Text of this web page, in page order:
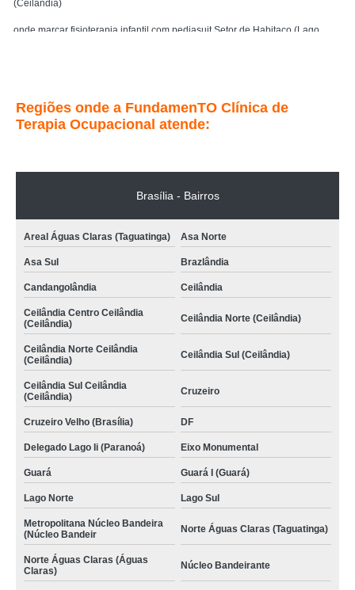
(Ceilândia)
onde marcar fisioterapia infantil com pediasuit Setor de Habitaco (Lago
Regiões onde a FundamenTO Clínica de
Terapia Ocupacional atende:
Brasília - Bairros
Areal Águas Claras (Taguatinga) Asa Norte
Asa Sul Brazlândia
Candangolândia Ceilândia
Ceilândia Centro Ceilândia
(Ceilândia)
Ceilândia Norte (Ceilândia)
Ceilândia Norte Ceilândia
(Ceilândia)
Ceilândia Sul (Ceilândia)
Ceilândia Sul Ceilândia
(Ceilândia)
Cruzeiro
Cruzeiro Velho (Brasília) DF
Delegado Lago Ii (Paranoá) Eixo Monumental
Guará Guará I (Guará)
Lago Norte Lago Sul
Metropolitana Núcleo Bandeira
(Núcleo Bandeir
Norte Águas Claras (Taguatinga)
Norte Águas Claras (Águas
Claras)
Núcleo Bandeirante